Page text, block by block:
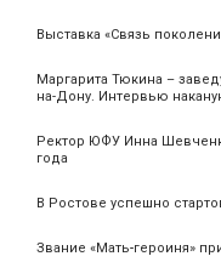
Выставка «Связь
Маргарита Тюкина –
на-Дону. Интервью
Ректор ЮФУ Инна
года
В Ростове успешно
Звание «Мать‑героиня»